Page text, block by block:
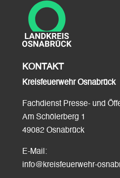
KONTAKT
Kreisfeuerwehr Osnabrück
Fachdienst Presse- und
Am Schölerberg 1
49082 Osnabrück
E-Mail:
info@kreisfeuerwehr-